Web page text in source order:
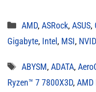
Categorías
AMD, ASRock, ASUS,
Gigabyte, Intel , MSI,
Etiquetas
ABYSM, ADATA,
Ryzen™ 7 7800X3D, AMD